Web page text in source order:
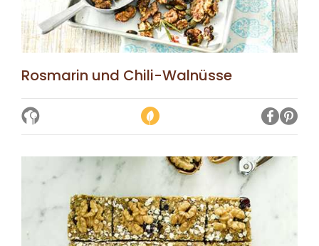
Rosmarin und Chili-Walnüsse